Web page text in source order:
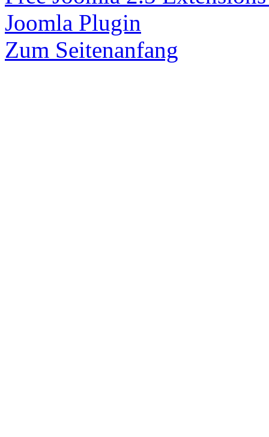
Joomla Plugin
Zum Seitenanfang